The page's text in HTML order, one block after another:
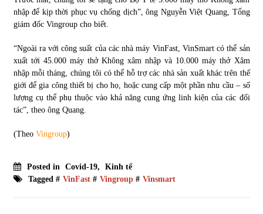
nhập để kịp thời phục vụ chống dịch”, ông Nguyễn Việt Quang, Tổng
giám đốc Vingroup cho biết.
“Ngoài ra với công suất của các nhà máy VinFast, VinSmart có thể sản
xuất tới 45.000 máy thở Không xâm nhập và 10.000 máy thở Xâm
nhập mỗi tháng, chúng tôi có thể hỗ trợ các nhà sản xuất khác trên thế
giới để gia công thiết bị cho họ, hoặc cung cấp một phần nhu cầu – số
lượng cụ thể phụ thuộc vào khả năng cung ứng linh kiện của các đối
tác”, theo ông Quang.
(Theo Vingroup)
Posted in Covid-19,
Kinh tế
Tagged # VinFast# Vingroup# Vinsmart